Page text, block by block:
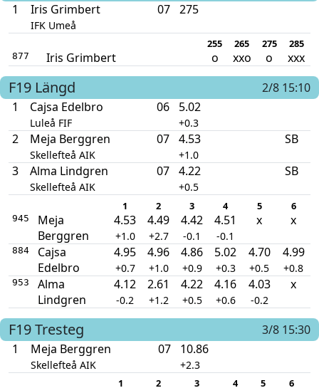
1
Iris Grimbert
IFK Umeå
07 275
255 265 275 285
877 Iris Grimbert o xxo o xxx
F19 Längd
2/8 15:10
1
Cajsa Edelbro
Luleå FIF
06 5.02
+0.3
2 Meja Berggren
Skellefteå AIK
07 4.53
+1.0
SB
3 Alma Lindgren
Skellefteå AIK
07 4.22
+0.5
SB
1 2 3 4 5 6
945
Meja
Berggren
4.53
+1.0
4.49
+2.7
4.42
-0.1
4.51
-0.1
x x
884
Cajsa
Edelbro
4.95
+0.7
4.96
+1.0
4.86
+0.9
5.02
+0.3
4.70
+0.5
4.99
+0.8
953
Alma
Lindgren
4.12
-0.2
2.61
+1.2
4.22
+0.5
4.16
+0.6
4.03
-0.2
x
F19Tresteg
3/8 15:30
1
Meja Berggren
Skellefteå AIK
07 10.86
+2.3
1 2 3 4 5 6